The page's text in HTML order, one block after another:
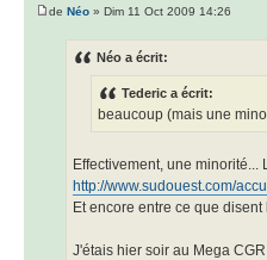
de Néo » Dim 11 Oct 2009 14:26
Néo a écrit:
Tederic a écrit:
beaucoup (mais une
Effectivement, une
http://www.sudouest.com/
Et encore entre ce que
J'étais hier soir au Mega